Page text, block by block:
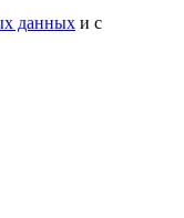
данных и с